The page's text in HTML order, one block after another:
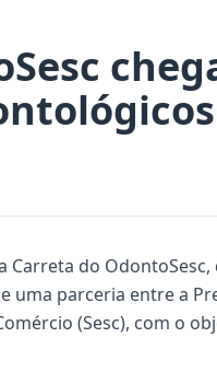
do
uma parceria entre a
(Sesc), com o